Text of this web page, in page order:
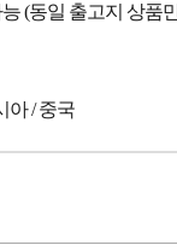
(동일 출고지 상품
아 / 중국